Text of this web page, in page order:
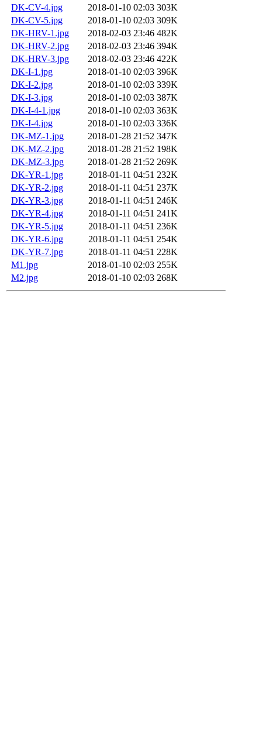
DK-CV-4.jpg
2018-01-10 02:03 303K
DK-CV-5.jpg
2018-01-10 02:03 309K
DK-HRV-1.jpg
2018-02-03 23:46 482K
DK-HRV-2.jpg
2018-02-03 23:46 394K
DK-HRV-3.jpg
2018-02-03 23:46 422K
DK-I-1.jpg
2018-01-10 02:03 396K
DK-I-2.jpg
2018-01-10 02:03 339K
DK-I-3.jpg
2018-01-10 02:03 387K
DK-I-4-1.jpg
2018-01-10 02:03 363K
DK-I-4.jpg
2018-01-10 02:03 336K
DK-MZ-1.jpg
2018-01-28 21:52 347K
DK-MZ-2.jpg
2018-01-28 21:52 198K
DK-MZ-3.jpg
2018-01-28 21:52 269K
DK-YR-1.jpg
2018-01-11 04:51 232K
DK-YR-2.jpg
2018-01-11 04:51 237K
DK-YR-3.jpg
2018-01-11 04:51 246K
DK-YR-4.jpg
2018-01-11 04:51 241K
DK-YR-5.jpg
2018-01-11 04:51 236K
DK-YR-6.jpg
2018-01-11 04:51 254K
DK-YR-7.jpg
2018-01-11 04:51 228K
M1.jpg
2018-01-10 02:03 255K
M2.jpg
2018-01-10 02:03 268K